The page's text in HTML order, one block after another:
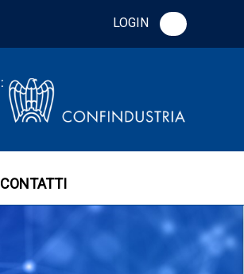
LOGIN
CONTATTI